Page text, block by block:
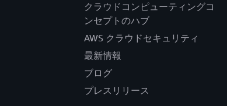
クラウドコンピューティングコ
ンセプトのハブ
AWS クラウドセキュリティ
最新情報
ブログ
プレスリリース